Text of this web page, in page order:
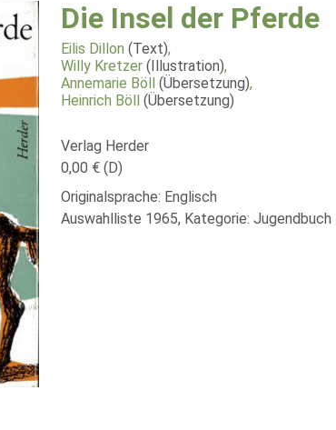
Die Insel der Pferde
Eilis Dillon (Text),
Willy Kretzer (Illustration),
Annemarie Böll (Übersetzung),
Heinrich Böll (Übersetzung)
Verlag Herder
0,00 € (D)
Originalsprache: Englisch
Auswahlliste 1965, Kategorie: Jugendbuch